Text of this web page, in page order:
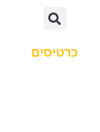
כרטיסים